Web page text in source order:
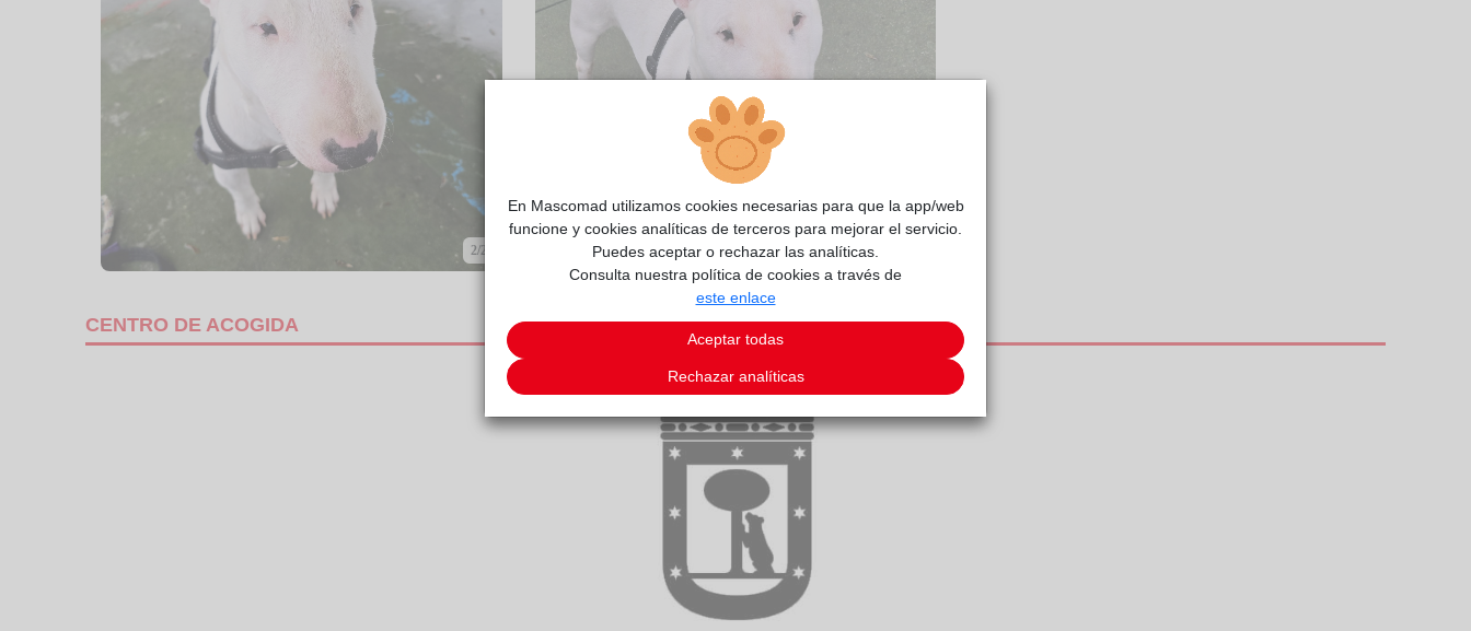
2/2
CENTRO DE ACOGIDA
En Mascomad utilizamos cookies necesarias para que la app/web
funcione y cookies analíticas de terceros para mejorar el servicio.
Puedes aceptar o rechazar las analíticas.
Consulta nuestra política de cookies a través de
este enlace
Aceptar todas
Rechazar analíticas